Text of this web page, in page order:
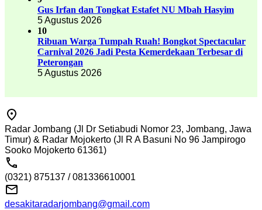
Gus Irfan dan Tongkat Estafet NU Mbah Hasyim
5 Agustus 2026
10
Ribuan Warga Tumpah Ruah! Bongkot Spectacular
Carnival 2026 Jadi Pesta Kemerdekaan Terbesar di
Peterongan
5 Agustus 2026
Radar Jombang (Jl Dr Setiabudi Nomor 23, Jombang, Jawa
Timur) & Radar Mojokerto (Jl R A Basuni No 96 Jampirogo
Sooko Mojokerto 61361)
(0321) 875137 / 081336610001
desakitaradarjombang@gmail.com